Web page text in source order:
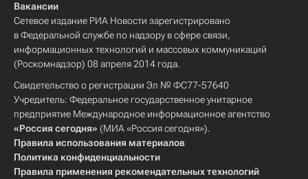
Вакансии
Сетевое издание РИА Новости зарегистрировано
в Федеральной службе по надзору в сфере связи,
информационных технологий и массовых коммуникаций
(Роскомнадзор) 08 апреля 2014 года.
Свидетельство о регистрации Эл № ФС77-57640
Учредитель: Федеральное государственное унитарное
предприятие Международное информационное агентство
«Россия сегодня» (МИА «Россия сегодня»).
Правила использования материалов
Политика конфиденциальности
Правила применения рекомендательных технологий